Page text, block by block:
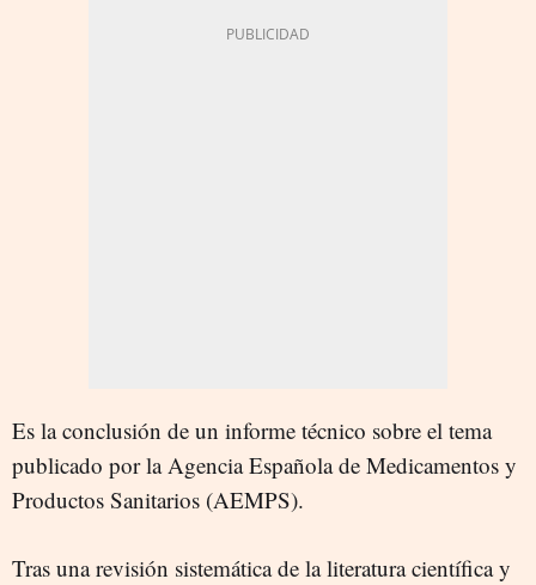
Es la conclusión de un informe técnico sobre el tema
publicado por la Agencia Española de Medicamentos y
Productos Sanitarios (AEMPS).
Tras una revisión sistemática de la literatura científica y